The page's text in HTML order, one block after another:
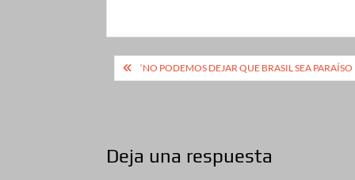
Navegación
‘NO PODEMOS DEJAR QUE BRASIL SEA
Deja una respuesta